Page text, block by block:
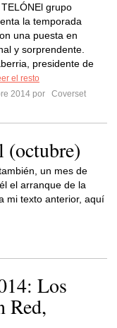
TELÓNEl grupo
la temporada
una puesta en
y sorprendente.
presidente de
el resto
2014 por
Coverset
(octubre)
un mes de
el arranque de la
mi texto anterior, aquí
Los
Red,